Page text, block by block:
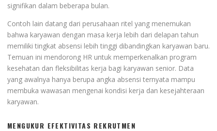
signifikan dalam beberapa bulan.
Contoh lain datang dari perusahaan ritel yang menemukan
bahwa karyawan dengan masa kerja lebih dari delapan tahun
memiliki tingkat absensi lebih tinggi dibandingkan karyawan baru.
Temuan ini mendorong HR untuk memperkenalkan program
kesehatan dan fleksibilitas kerja bagi karyawan senior. Data
yang awalnya hanya berupa angka absensi ternyata mampu
membuka wawasan mengenai kondisi kerja dan kesejahteraan
karyawan.
MENGUKUR EFEKTIVITAS REKRUTMEN